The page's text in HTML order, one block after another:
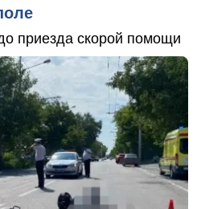
приезда скорой помощи